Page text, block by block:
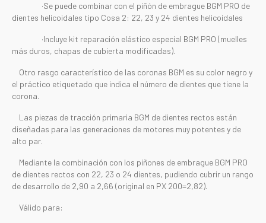
·Se puede combinar con el piñón de embrague BGM PRO de
dientes helicoidales tipo Cosa 2: 22, 23 y 24 dientes helicoidales
·Incluye kit reparación elástico especial BGM PRO (muelles
más duros, chapas de cubierta modificadas).
Otro rasgo característico de las coronas BGM es su color negro y
el práctico etiquetado que indica el número de dientes que tiene la
corona.
Las piezas de tracción primaria BGM de dientes rectos están
diseñadas para las generaciones de motores muy potentes y de
alto par.
Mediante la combinación con los piñones de embrague BGM PRO
de dientes rectos con 22, 23 o 24 dientes, pudiendo cubrir un rango
de desarrollo de 2,90 a 2,66 (original en PX 200=2,82).
Válido para: